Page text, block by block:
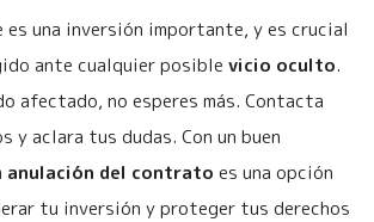
es una inversión importante, y es crucial
ante cualquier posible vicio oculto.
afectado, no esperes más. Contacta
y aclara tus dudas. Con un buen
anulación del contrato es una opción
tu inversión y proteger tus derechos